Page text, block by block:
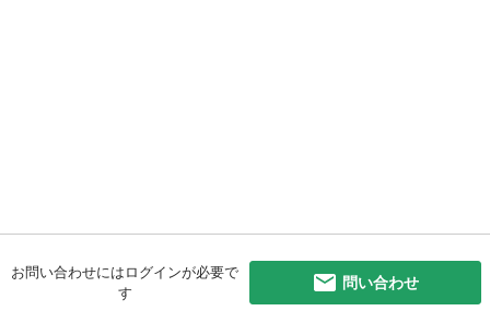
お問い合わせにはログインが必要で
す
問い合わせ